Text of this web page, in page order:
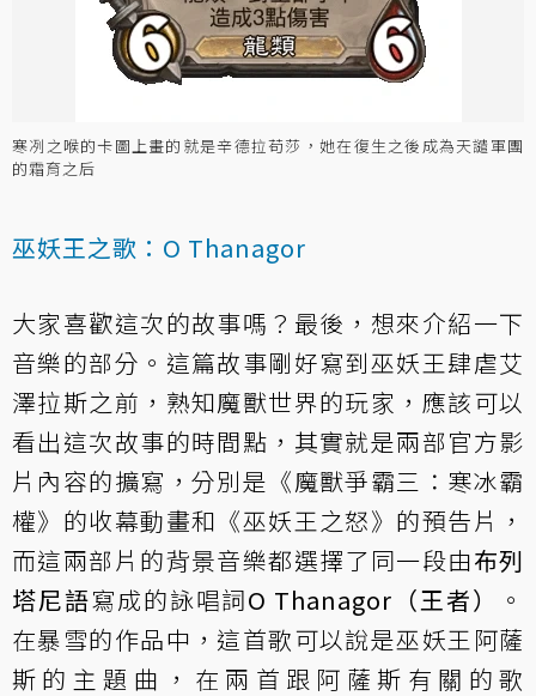
寒冽之喉的卡圖上畫的就是辛德拉苟莎，她在復生之後成為天譴軍團
的霜育之后
巫妖王之歌：O Thanagor
大家喜歡這次的故事嗎？最後，想來介紹一下
音樂的部分。這篇故事剛好寫到巫妖王肆虐艾
澤拉斯之前，熟知魔獸世界的玩家，應該可以
看出這次故事的時間點，其實就是兩部官方影
片內容的擴寫，分別是《魔獸爭霸三：寒冰霸
權》的收幕動畫和《巫妖王之怒》的預告片，
而這兩部片的背景音樂都選擇了同一段由布列
塔尼語寫成的詠唱詞O Thanagor（王者）
。
在暴雪的作品中，這首歌可以說是巫妖王阿薩
斯的主題曲，在兩首跟阿薩斯有關的歌